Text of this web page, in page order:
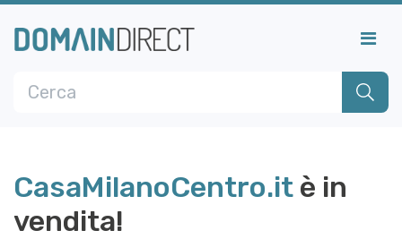
CasaMilanoCentro.it è in
vendita!